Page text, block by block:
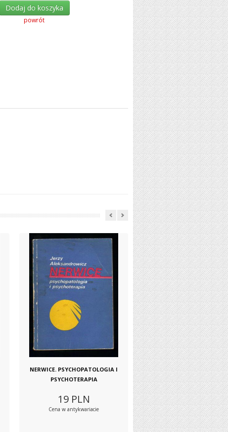
Dodaj do koszyka
powrót
NERWICE. PSYCHOPATOLOGIA I
PSYCHOTERAPIA
19 PLN
Cena w antykwariacie